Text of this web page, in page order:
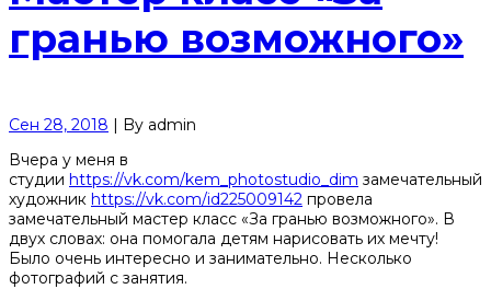
гранью возможного»
Сен 28, 2018 | By admin
Вчера у меня в
студии https://vk.com/kem_photostudio_dim замечательный
художник https://vk.com/id225009142 провела
замечательный мастер класс «За гранью возможного». В
двух словах: она помогала детям нарисовать их мечту!
Было очень интересно и занимательно. Несколько
фотографий с занятия.